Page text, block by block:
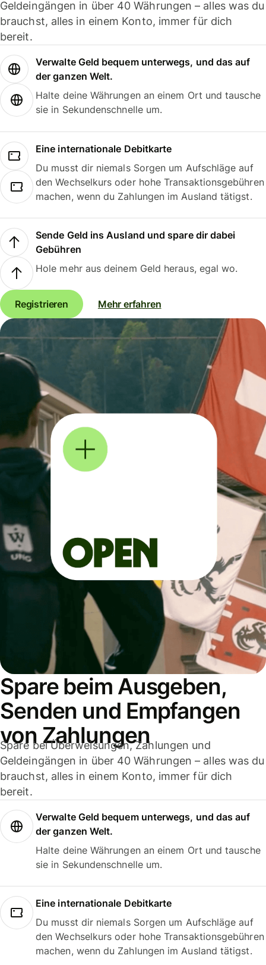
Geldeingängen in über 40 Währungen – alles was du
brauchst, alles in einem Konto, immer für dich
bereit.
Verwalte Geld bequem unterwegs, und das auf
der ganzen Welt.
Halte deine Währungen an einem Ort und tausche
sie in Sekundenschnelle um.
Eine internationale Debitkarte
Du musst dir niemals Sorgen um Aufschläge auf
den Wechselkurs oder hohe Transaktionsgebühren
machen, wenn du Zahlungen im Ausland tätigst.
Sende Geld ins Ausland und spare dir dabei
Gebühren
Hole mehr aus deinem Geld heraus, egal wo.
Registrieren Mehr erfahren
Spare beim Ausgeben,
Senden und Empfangen
von Zahlungen
Spare bei Überweisungen, Zahlungen und
Geldeingängen in über 40 Währungen – alles was du
brauchst, alles in einem Konto, immer für dich
bereit.
Verwalte Geld bequem unterwegs, und das auf
der ganzen Welt.
Halte deine Währungen an einem Ort und tausche
sie in Sekundenschnelle um.
Eine internationale Debitkarte
Du musst dir niemals Sorgen um Aufschläge auf
den Wechselkurs oder hohe Transaktionsgebühren
machen, wenn du Zahlungen im Ausland tätigst.